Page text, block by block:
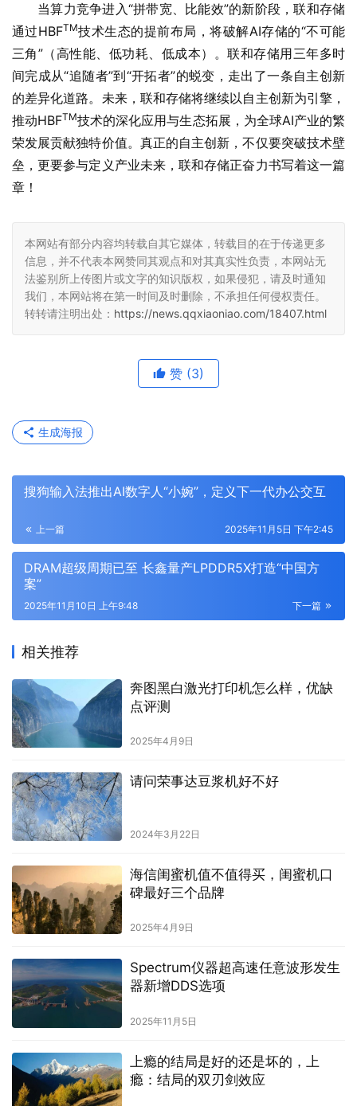
当算力竞争进入“拼带宽、比能效”的新阶段，联和存储
通过HBFTM技术生态的提前布局，将破解AI存储的“不可能
三角”（高性能、低功耗、低成本）。联和存储用三年多时
间完成从“追随者”到“开拓者”的蜕变，走出了一条自主创新
的差异化道路。未来，联和存储将继续以自主创新为引擎，
推动HBFTM技术的深化应用与生态拓展，为全球AI产业的繁
荣发展贡献独特价值。真正的自主创新，不仅要突破技术壁
垒，更要参与定义产业未来，联和存储正奋力书写着这一篇
章！
本网站有部分内容均转载自其它媒体，转载目的在于传递更多
信息，并不代表本网赞同其观点和对其真实性负责，本网站无
法鉴别所上传图片或文字的知识版权，如果侵犯，请及时通知
我们，本网站将在第一时间及时删除，不承担任何侵权责任。
转转请注明出处： https://news.qqxiaoniao.com/18407.html
赞 (3)
生成海报
搜狗输入法推出AI数字人“小婉”，定义下一代办公交互
上一篇 2025年11月5日 下午2:45
DRAM超级周期已至 长鑫量产LPDDR5X打造“中国方
案”
下一篇
2025年11月10日 上午9:48
相关推荐
奔图黑白激光打印机怎么样，优缺
点评测
2025年4月9日
请问荣事达豆浆机好不好
2024年3月22日
海信闺蜜机值不值得买，闺蜜机口
碑最好三个品牌
2025年4月9日
Spectrum仪器超高速任意波形发生
器新增DDS选项
2025年11月5日
上瘾的结局是好的还是坏的，上
瘾：结局的双刃剑效应